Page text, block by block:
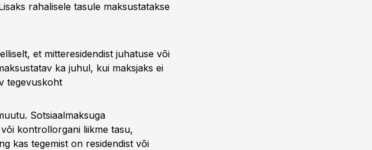
rahalisele tasule maksustatakse
et mitteresidendist juhatuse või
ka juhul, kui maksjaks ei
tegevuskoht
Sotsiaalmaksuga
kontrollorgani liikme tasu,
kas tegemist on residendist või